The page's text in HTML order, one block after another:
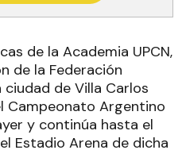
de la Academia UPCN,
de la Federación
ciudad de Villa Carlos
Campeonato Argentino
y continúa hasta el
Estadio Arena de dicha